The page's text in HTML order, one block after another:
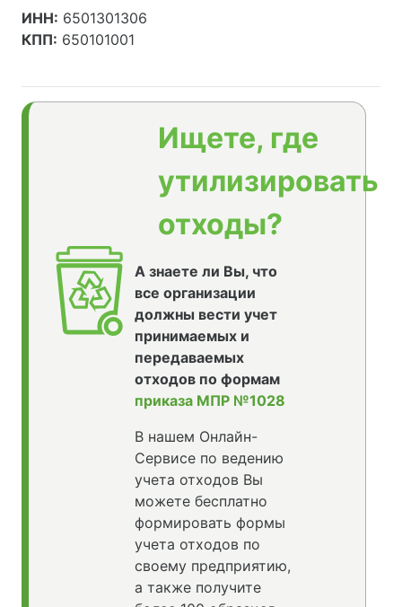
ИНН: 6501301306
КПП: 650101001
Ищете, где
утилизировать
отходы?
А знаете ли Вы, что
все организации
должны вести учет
принимаемых и
передаваемых
отходов по формам
приказа МПР №1028
В нашем Онлайн-
Сервисе по ведению
учета отходов Вы
можете бесплатно
формировать формы
учета отходов по
своему предприятию,
а также получите